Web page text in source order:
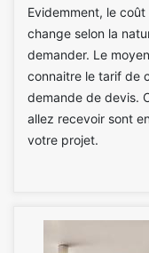
Evidemment, le
change selon la
demander. Le
connaitre le tarif de
demande de devis.
allez recevoir sont
votre projet.